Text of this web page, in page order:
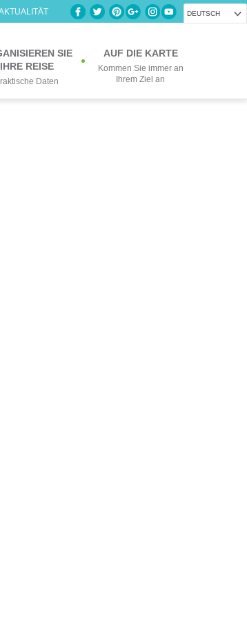
DEUTSCH
SIE
IHRE REISE
Daten
AUF DIE KARTE
Kommen Sie immer an
Ihrem Ziel an